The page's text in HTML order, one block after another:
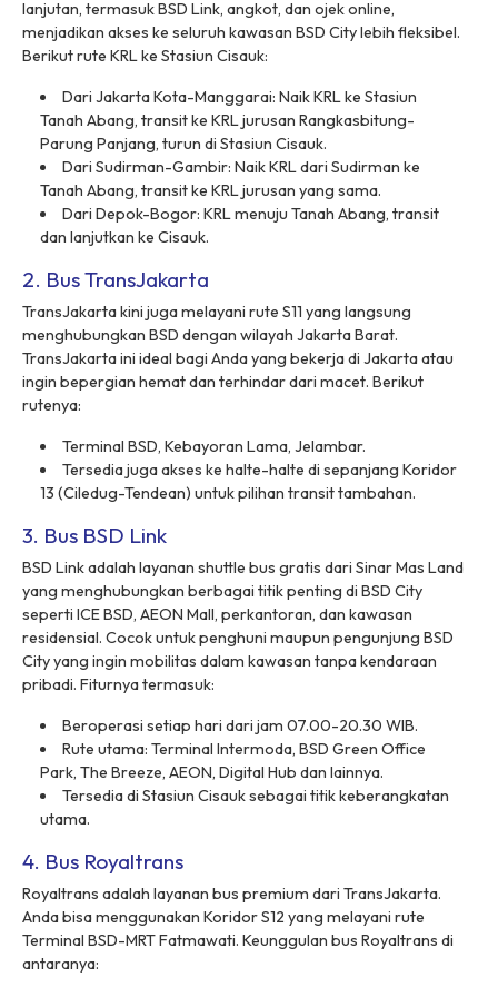
lanjutan, termasuk BSD Link, angkot, dan ojekonline,
menjadikan akses ke seluruh kawasan BSD City lebih fleksibel.
Berikut rute KRL ke Stasiun Cisauk:
Dari Jakarta Kota-Manggarai: Naik KRL ke Stasiun
Tanah Abang, transit ke KRL jurusan Rangkasbitung-
Parung Panjang, turun di Stasiun Cisauk.
Dari Sudirman-Gambir: Naik KRL dari Sudirman ke
Tanah Abang, transit ke KRL jurusan yang sama.
Dari Depok-Bogor: KRL menuju Tanah Abang, transit
dan lanjutkan ke Cisauk.
2. Bus TransJakarta
TransJakarta kini juga melayani rute S11 yang langsung
menghubungkan BSD dengan wilayah Jakarta Barat.
TransJakarta ini ideal bagi Anda yang bekerja di Jakarta atau
ingin bepergian hemat dan terhindar dari macet. Berikut
rutenya:
Terminal BSD, Kebayoran Lama, Jelambar.
Tersedia juga akses ke halte-halte di sepanjang Koridor
13 (Ciledug-Tendean) untuk pilihan transit tambahan.
3. Bus BSD Link
BSD Link adalah layanan shuttle bus gratis dari Sinar Mas Land
yang menghubungkan berbagai titik penting di BSD City
seperti ICE BSD, AEON Mall, perkantoran, dan kawasan
residensial. Cocok untuk penghuni maupun pengunjung BSD
City yang ingin mobilitas dalam kawasan tanpa kendaraan
pribadi. Fiturnya termasuk:
Beroperasi setiap hari dari jam 07.00-20.30 WIB.
Rute utama: Terminal Intermoda, BSD Green Office
Park, The Breeze, AEON, Digital Hub dan lainnya.
Tersedia di Stasiun Cisauk sebagai titik keberangkatan
utama.
4. Bus Royaltrans
Royaltrans adalah layanan bus premium dari TransJakarta.
Anda bisa menggunakan Koridor S12 yang melayani rute
Terminal BSD-MRT Fatmawati. Keunggulan bus Royaltrans di
antaranya: